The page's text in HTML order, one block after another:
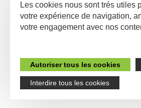
Les cookies nous sont trés utiles
votre expérience de navigation,
votre engagement avec nos
Autoriser tous les cookies
Interdire tous les cookies